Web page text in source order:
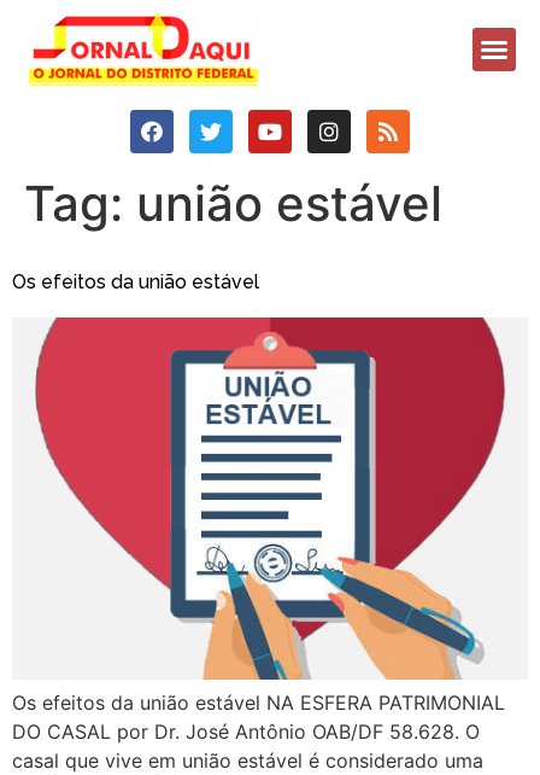
Tag: união estável
Os efeitos da união estável
Os efeitos da união estável NA ESFERA PATRIMONIAL
DO CASAL por Dr. José Antônio OAB/DF 58.628. O
casal que vive em união estável é considerado uma